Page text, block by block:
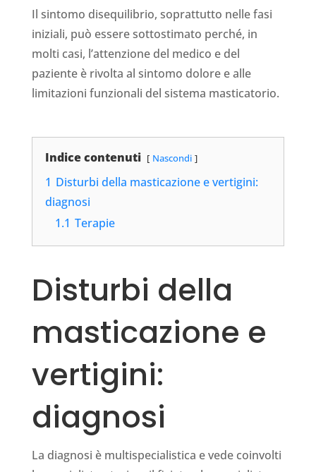
Il sintomo disequilibrio, soprattutto nelle fasi
iniziali, può essere sottostimato perché, in
molti casi, l’attenzione del medico e del
paziente è rivolta al sintomo dolore e alle
limitazioni funzionali del sistema masticatorio.
Indice contenuti Nascondi
1 Disturbi della masticazione e vertigini:
diagnosi
1.1 Terapie
Disturbi della
masticazione e
vertigini:
diagnosi
La diagnosi è multispecialistica e vede coinvolti